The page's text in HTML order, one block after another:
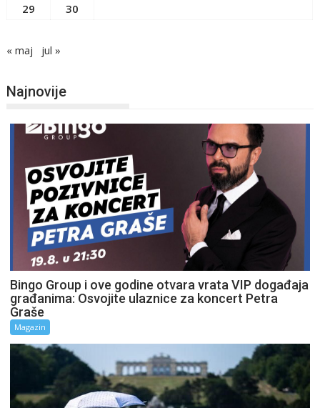
29
30
« maj jul »
Najnovije
Bingo Group i ove godine otvara vrata VIP događaja
građanima: Osvojite ulaznice za koncert Petra
Graše
Magazin